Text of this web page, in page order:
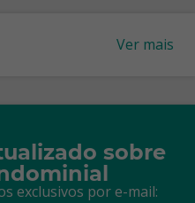
Ver mais
sobre
exclusivos por e-mail: